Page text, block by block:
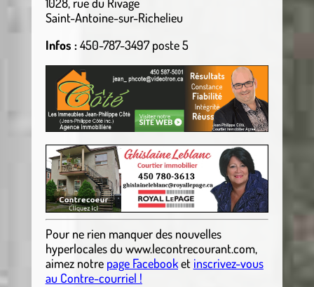
Saint-Antoine-sur-Richelieu
Infos :450-787-3497 poste 5
Pour ne rien manquer des nouvelles
hyperlocalesdu www.lecontrecourant.com,
aimez notre page Facebooket inscrivez-vous
au Contre-courriel !